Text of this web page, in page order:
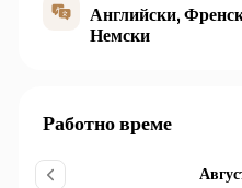
Английски,
Немски
Работно време